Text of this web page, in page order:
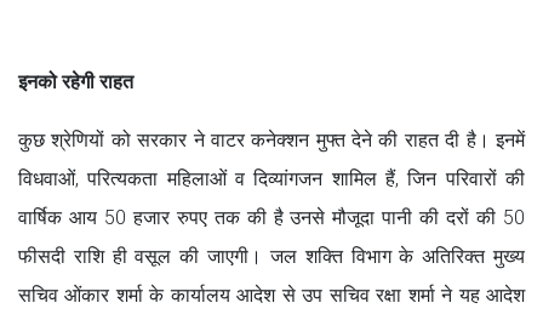
इनको रहेगी राहत
कुछ श्रेणियों को सरकार ने वाटर कनेक्शन मुफ्त देने की राहत दी है। इनमें
विधवाओं, परित्यकता महिलाओं व दिव्यांगजन शामिल हैं, जिन परिवारों की
वार्षिक आय 50 हजार रुपए तक की है उनसे मौजूदा पानी की दरों की 50
फीसदी राशि ही वसूल की जाएगी। जल शक्ति विभाग के अतिरिक्त मुख्य
सचिव ओंकार शर्मा के कार्यालय आदेश से उप सचिव रक्षा शर्मा ने यह आदेश